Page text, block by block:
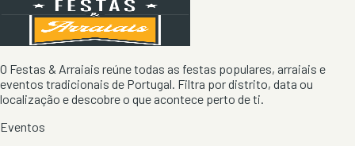
O Festas & Arraiais reúne todas as festas populares, arraiais e
eventos tradicionais de Portugal. Filtra por distrito, data ou
localização e descobre o que acontece perto de ti.
Eventos